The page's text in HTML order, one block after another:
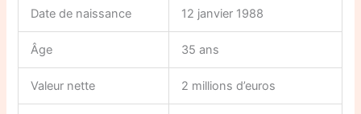
Date de naissance 12 janvier 1988
Âge 35 ans
Valeur nette 2 millions d’euros